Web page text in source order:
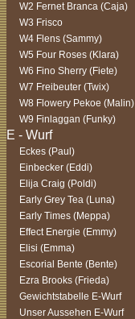
W2 Fernet Branca (Caja)
W3 Frisco
W4 Flens (Sammy)
W5 Four Roses (Klara)
W6 Fino Sherry (Fiete)
W7 Freibeuter (Twix)
W8 Flowery Pekoe (Malin)
W9 Finlaggan (Funky)
Eckes (Paul)
Einbecker (Eddi)
Elija Craig (Poldi)
Early Grey Tea (Luna)
Early Times (Meppa)
Effect Energie (Emmy)
Elisi (Emma)
Escorial Bente (Bente)
Ezra Brooks (Frieda)
Gewichtstabelle E-Wurf
Unser Aussehen E-Wurf